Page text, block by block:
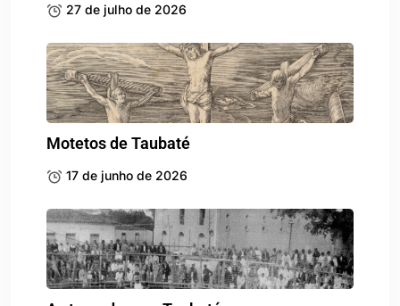
27 de julho de 2026
Motetos de Taubaté
17 de junho de 2026